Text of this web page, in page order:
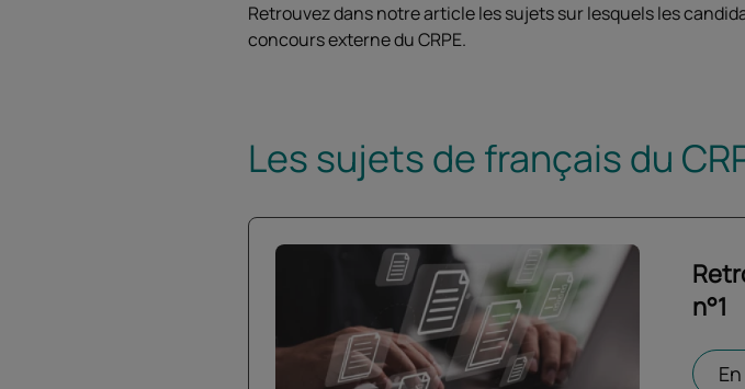
Retrouvez dans notre article les sujets sur lesquels les
concours externe du CRPE.
Les sujets de français du
n°1